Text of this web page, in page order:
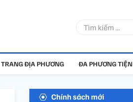
TRANG ĐỊA PHƯƠNG ĐA PHƯƠNG TIỆN
Chính sách mới